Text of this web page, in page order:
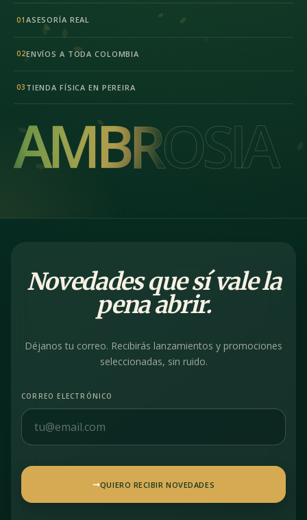
01 ASESORÍA REAL
02ENVÍOS A TODA COLOMBIA
03 TIENDA FÍSICA EN PEREIRA
AMBROSIA
AMBROSIA
Novedades que sí vale la
pena abrir.
Déjanos tu correo. Recibirás lanzamientos y promociones
seleccionadas, sin ruido.
CORREO ELECTRÓNICO
QUIERO RECIBIR NOVEDADES